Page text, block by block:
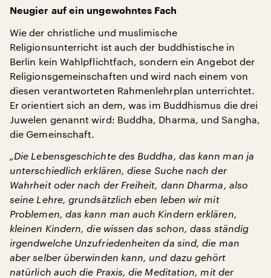
Neugier auf ein ungewohntes Fach
Wie der christliche und muslimische
Religionsunterricht ist auch der buddhistische in
Berlin kein Wahlpflichtfach, sondern ein Angebot der
Religionsgemeinschaften und wird nach einem von
diesen verantworteten Rahmenlehrplan unterrichtet.
Er orientiert sich an dem, was im Buddhismus die drei
Juwelen genannt wird: Buddha, Dharma, und Sangha,
die Gemeinschaft.
„Die Lebensgeschichte des Buddha, das kann man ja
unterschiedlich erklären, diese Suche nach der
Wahrheit oder nach der Freiheit, dann Dharma, also
seine Lehre, grundsätzlich eben leben wir mit
Problemen, das kann man auch Kindern erklären,
kleinen Kindern, die wissen das schon, dass ständig
irgendwelche Unzufriedenheiten da sind, die man
aber selber überwinden kann, und dazu gehört
natürlich auch die Praxis, die Meditation, mit der